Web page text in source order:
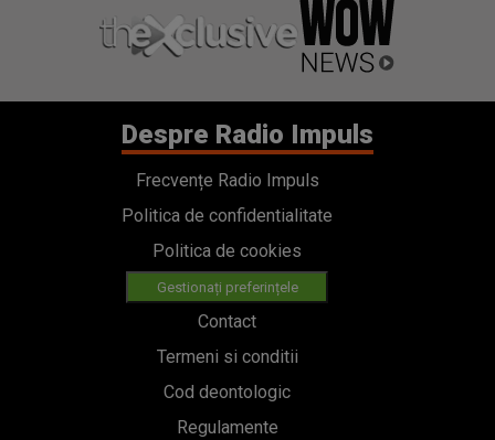
Despre Radio Impuls
Frecvențe Radio Impuls
Politica de confidentialitate
Politica de cookies
Gestionați preferințele
Contact
Termeni si conditii
Cod deontologic
Regulamente